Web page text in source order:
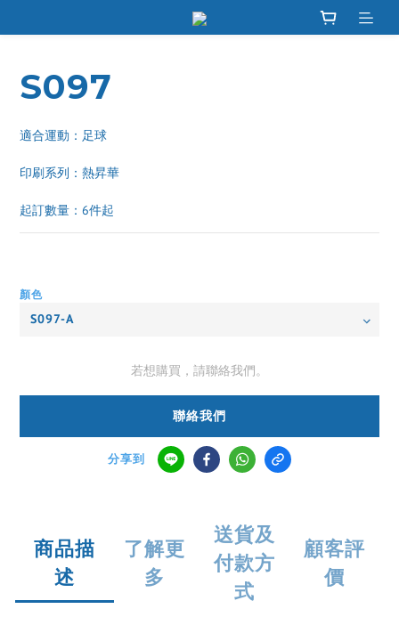
S097
適合運動：足球
印刷系列：熱昇華
起訂數量：6件起
顏色
若想購買，請聯絡我們。
聯絡我們
分享到
商品描
述
了解更
多
送貨及
付款方
式
顧客評
價